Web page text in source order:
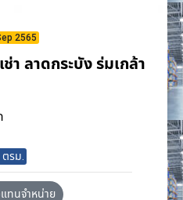
2565
า ลาดกระบัง​ ร่มเกล้า
รม.
ทนจำหน่าย